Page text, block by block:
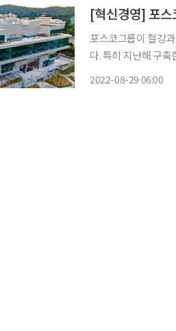
포스코그룹이 철강
다. 특히 지난해 구
2022-08-29 06:00